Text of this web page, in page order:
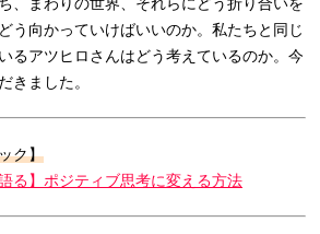
う向かっていけばいいのか。私たちと同じ
るアツヒロさんはどう考えているのか。今
きました。
ク】
る】ポジティブ思考に変える方法